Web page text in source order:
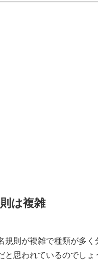
は複雑
則が複雑で種類が多
思われているのでしょ